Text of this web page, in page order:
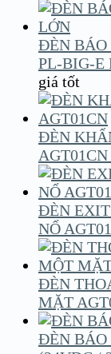
ĐÈN BÁO
PL-BIG-E
giá tốt
ĐÈN
AGT01CN
ĐÈN EXIT
NỔ
ĐÈN
MẶT
ĐÈN BÁO